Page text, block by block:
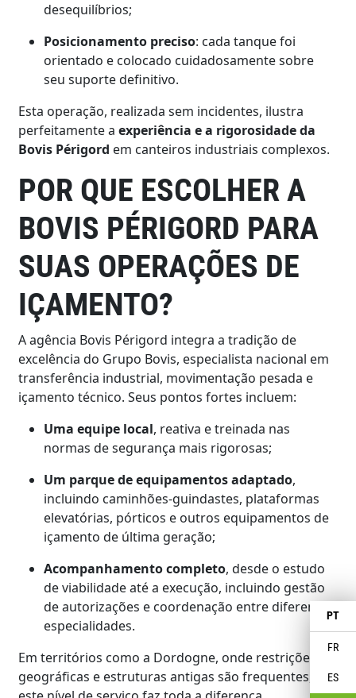
PT
FR
ES
desequilíbrios;
Posicionamento preciso: cada tanque foi
orientado e colocado cuidadosamente sobre
seu suporte definitivo.
Esta operação, realizada sem incidentes, ilustra
perfeitamente aexperiência e a rigorosidade da
Bovis Périgord em canteiros industriais complexos.
POR QUE ESCOLHER A
BOVIS PÉRIGORD PARA
SUAS OPERAÇÕES DE
IÇAMENTO?
A agência Bovis Périgord integra a tradição de
excelência do Grupo Bovis, especialista nacional em
transferência industrial, movimentação pesada e
içamento técnico. Seus pontos fortes incluem:
Uma equipe local, reativa e treinada nas
normas de segurança mais rigorosas;
Um parque de equipamentos adaptado,
incluindo caminhões-guindastes, plataformas
elevatórias, pórticos e outros equipamentos de
içamento de última geração;
Acompanhamento completo, desde o estudo
de viabilidade até a execução, incluindo gestão
de autorizações e coordenação entre diferentes
especialidades.
Em territórios como a Dordogne, onde restrições
geográficas e estruturas antigas são frequentes,